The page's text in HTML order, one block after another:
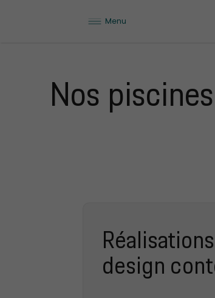
Menu
Nos
design